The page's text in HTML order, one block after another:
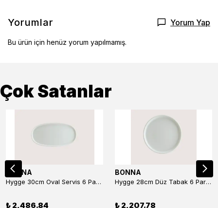
Yorumlar Yorum Yap
Bu ürün için henüz yorum yapılmamış.
Çok Satanlar
BONNA
Hygge 30cm Oval Servis 6 Parça
₺ 2,486.84
BONNA
Hygge 28cm Düz Tabak 6 Parça
₺ 2,207.78